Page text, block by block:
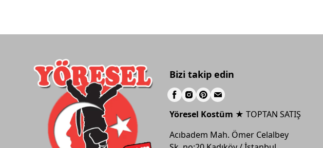
Bizi takip edin
Yöresel Kostüm ★ TOPTAN SATIŞ
Acıbadem Mah. Ömer Celalbey